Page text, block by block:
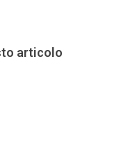
articolo